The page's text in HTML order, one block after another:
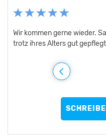
Wir kommen gerne wieder.
trotz ihres Alters gut
sehr gute betreuung durch
Sehr gute Lage. Küche und
gepflegten Zustand.